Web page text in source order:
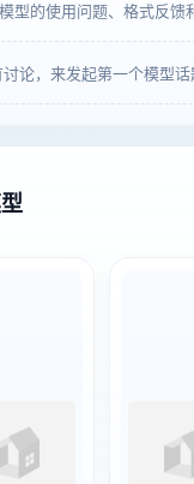
型的使用问题、格式反馈
论，来发起第一个模型话